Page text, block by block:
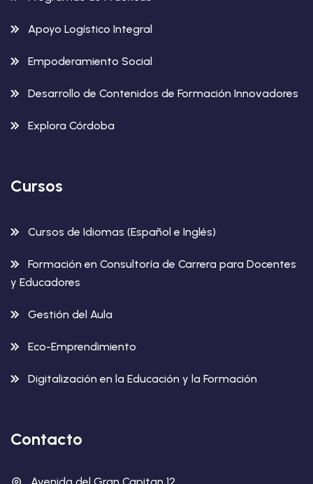
Apoyo Logístico Integral
Empoderamiento Social
Desarrollo de Contenidos de Formación Innovadores
Explora Córdoba
Cursos
Cursos de Idiomas (Español e Inglés)
Formación en Consultoría de Carrera para Docentes
y Educadores
Gestión del Aula
Eco-Emprendimiento
Digitalización en la Educación y la Formación
Contacto
Avenida del Gran Capitan 12,